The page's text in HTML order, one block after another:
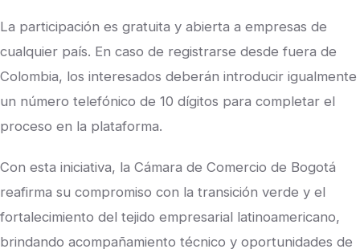
La participación es gratuita y abierta a empresas de
cualquier país. En caso de registrarse desde fuera de
Colombia, los interesados deberán introducir igualmente
un número telefónico de 10 dígitos para completar el
proceso en la plataforma.
Con esta iniciativa, la Cámara de Comercio de Bogotá
reafirma su compromiso con la transición verde y el
fortalecimiento del tejido empresarial latinoamericano,
brindando acompañamiento técnico y oportunidades de